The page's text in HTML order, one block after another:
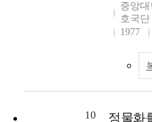
중앙
호국단
1977
10 정물화